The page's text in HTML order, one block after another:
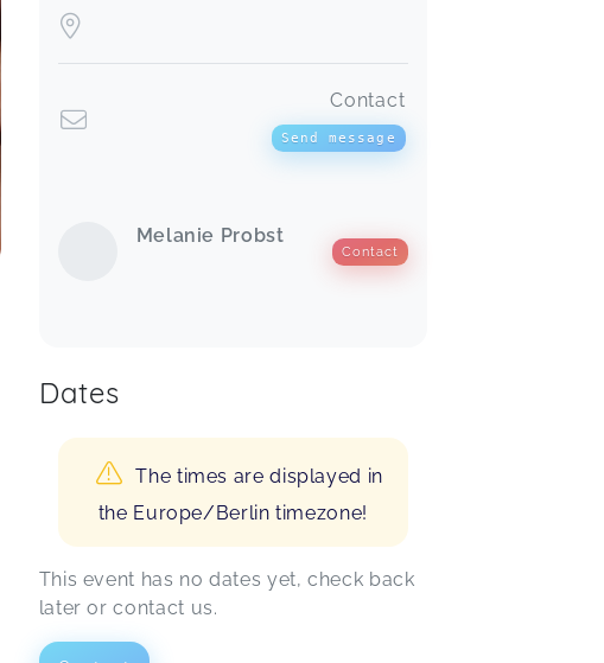
Contact
Send message
Melanie Probst
Contact
Dates
The times are displayed in
the Europe/Berlin timezone!
This event has no dates yet, check back
later or contact us.